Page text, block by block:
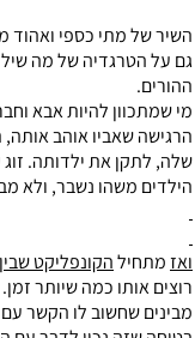
השיר של מתי כספי ואהוד
גם על הטרגדיה של מה
ההורים.
מי שמתכוון להיות אבא
הרגישה שאביו אוהב
שלה, לתקן את ילדותה.
הילדים משהו נשבר, ולא
ואזמתחילהקונפליקט
רוצים אותו כמה שיותר
מבינים שחשוב לו הקשר